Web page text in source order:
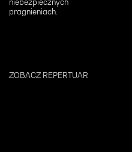
pragnieniach.
ZOBACZ REPERTUAR